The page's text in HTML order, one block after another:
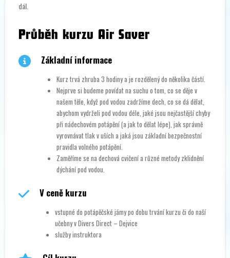
dál.
Průběh kurzu Air Saver
Základní informace
Kurz trvá zhruba 3 hodiny a je rozdělený do několika částí.
Nejprve si budeme povídat na suchu o tom, co se děje v
našem těle, když pod vodou zadržíme dech, co se dá dělat,
abychom vydrželi pod vodou déle, jaké jsou nejčastější chyby
při nádechovém potápění (a jak to dělat lépe), jak správně
vyrovnávat tlak v uších a jaká jsou základní bezpečnostní
pravidla volného potápění.
Zaměříme se na dechová cvičení a různé metody zklidnění
dýchání pod vodou.
V ceně kurzu
vstupné do potápěčské jámy po dobu trvání kurzu či do naší
učebny v Divers Direct – Dejvice
služby instruktora